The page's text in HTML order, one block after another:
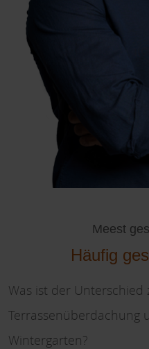
Meest
Häufig
Was ist der Unterschied
Terrassenüberdachung
Wintergarten?